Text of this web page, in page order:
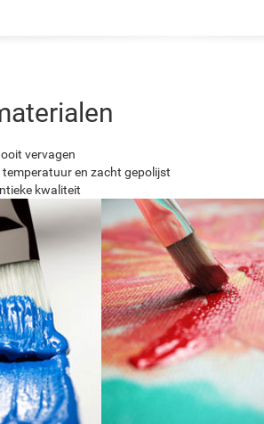
vervagen
en zacht gepolijst
kwaliteit